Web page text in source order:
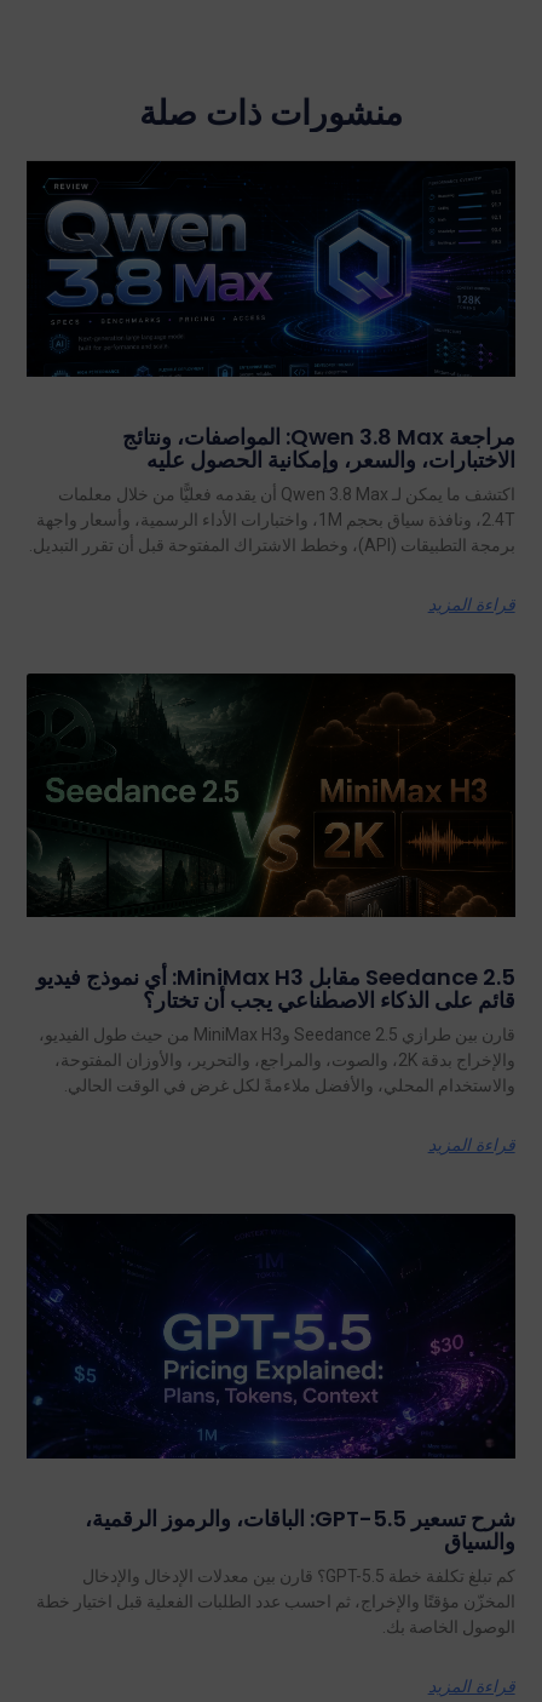
منشورات ذات صلة
مراجعة Qwen 3.8 Max: المواصفات، ونتائج
الاختبارات، والسعر، وإمكانية الحصول عليه
اكتشف ما يمكن لـ Qwen 3.8 Max أن يقدمه فعليًّا من خلال معلمات
2.4T، ونافذة سياق بحجم 1M، واختبارات الأداء الرسمية، وأسعار واجهة
برمجة التطبيقات (API)، وخطط الاشتراك المفتوحة قبل أن تقرر التبديل.
قراءة المزيد
Seedance 2.5 مقابل MiniMax H3: أي نموذج فيديو
قائم على الذكاء الاصطناعي يجب أن تختار؟
قارن بين طرازي Seedance 2.5 وMiniMax H3 من حيث طول الفيديو،
والإخراج بدقة 2K، والصوت، والمراجع، والتحرير، والأوزان المفتوحة،
والاستخدام المحلي، والأفضل ملاءمةً لكل غرض في الوقت الحالي.
قراءة المزيد
شرح تسعير GPT-5.5: الباقات، والرموز الرقمية،
والسياق
كم تبلغ تكلفة خطة GPT-5.5؟ قارن بين معدلات الإدخال والإدخال
المخزّن مؤقتًا والإخراج، ثم احسب عدد الطلبات الفعلية قبل اختيار خطة
الوصول الخاصة بك.
قراءة المزيد